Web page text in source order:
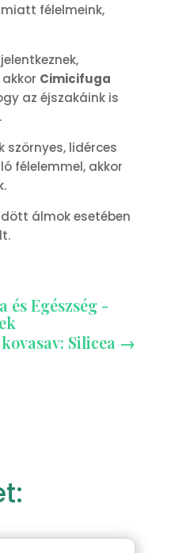
félelmeink,
Cimicifuga
az éjszakáink is
szörnyes, lidérces
félelemmel, akkor
álmok esetében
és Egészség -
Silicea →